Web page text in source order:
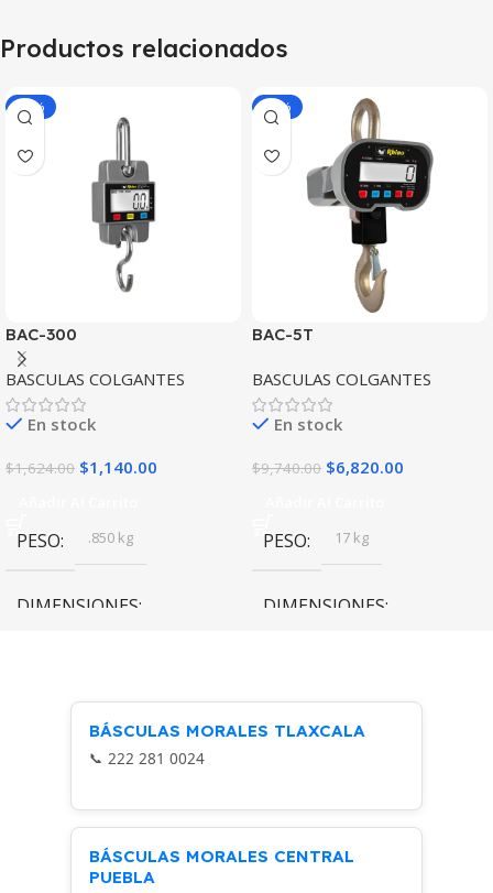
Productos relacionados
-30%
BAC-300
BASCULAS COLGANTES
En stock
$1,624.00 $1,140.00
PESO .850 kg
DIMENSIONES
Rhino
-30%
BAC-5T
BASCULAS COLGANTES
En stock
$9,740.00 $6,820.00
PESO 17 kg
DIMENSIONES
MARCA
BÁSCULAS MORALES TLAXCALA
222 281 0024
BÁSCULAS MORALES CENTRAL
PUEBLA